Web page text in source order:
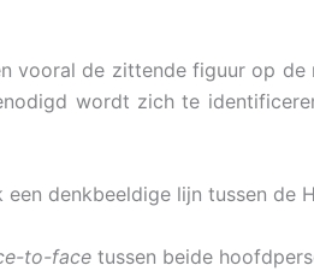
vooral de zittende figuur op
wordt zich te
denkbeeldige lijn tussen de
to-face tussen beide